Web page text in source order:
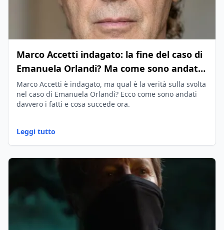
Marco Accetti indagato: la fine del caso di
Emanuela Orlandi? Ma come sono andati i
fatti?
Marco Accetti è indagato, ma qual è la verità sulla svolta
nel caso di Emanuela Orlandi? Ecco come sono andati
davvero i fatti e cosa succede ora.
Leggi tutto